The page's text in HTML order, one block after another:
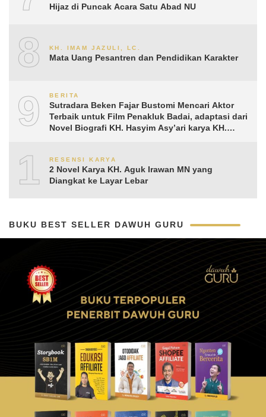
Hijaz di Puncak Acara Satu Abad NU
8 KH. IMAM JAZULI, LC.
Mata Uang Pesantren dan Pendidikan Karakter
9 BERITA
Sutradara Beken Fajar Bustomi Mencari Aktor
Terbaik untuk Film Penakluk Badai, adaptasi dari
Novel Biografi KH. Hasyim Asy’ari karya KH.
10RESENSI KARYA
2 Novel Karya KH. Aguk Irawan MN yang
Diangkat ke Layar Lebar
BUKU BEST SELLER DAWUH GURU